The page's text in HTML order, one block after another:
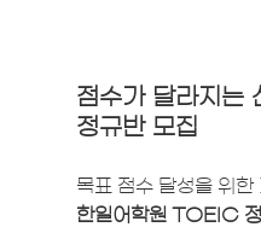
점수가 달라지는
정규반 모집
목표 점수 달성을 위한
한일어학원 TOEIC